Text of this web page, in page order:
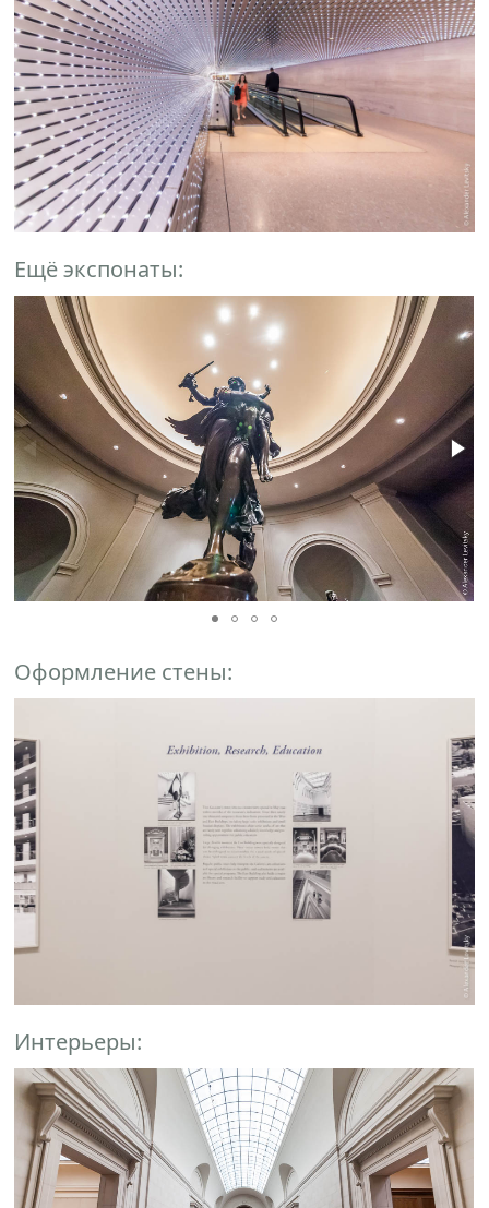
Ещё экспонаты:
Оформление стены:
Интерьеры: